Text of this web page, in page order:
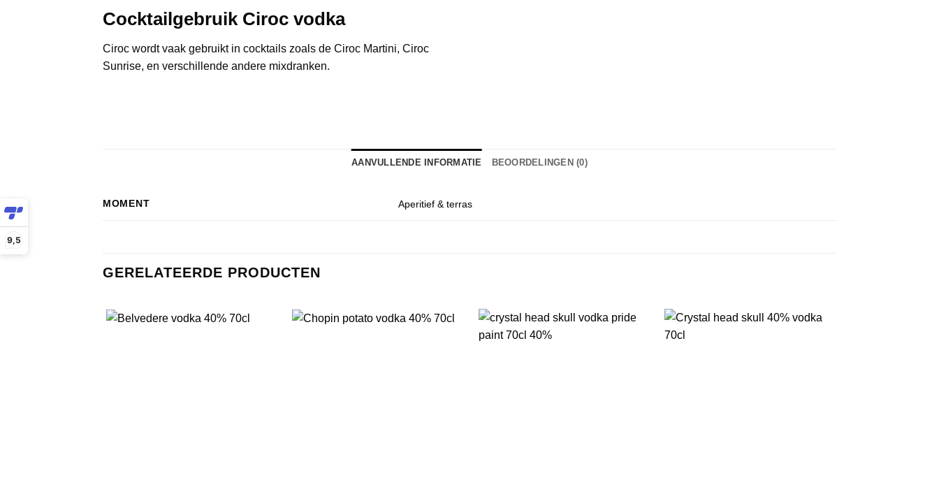
9,5
Cocktailgebruik Ciroc vodka
Ciroc wordt vaak gebruikt in cocktails zoals de Ciroc Martini, Ciroc
Sunrise, en verschillende andere mixdranken.
AANVULLENDE INFORMATIE BEOORDELINGEN (0)
MOMENT Aperitief & terras
GERELATEERDE PRODUCTEN